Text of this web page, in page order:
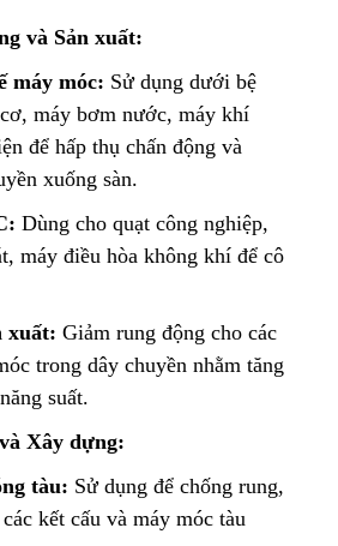
và Sản xuất:
máy móc: Sử dụng dưới bệ
máy bơm nước, máy khí
để hấp thụ chấn động và
xuống sàn.
Dùng cho quạt công nghiệp,
máy điều hòa không khí để cô
xuất: Giảm rung động cho các
trong dây chuyền nhằm tăng
suất.
Xây dựng:
tàu: Sử dụng để chống rung,
kết cấu và máy móc tàu